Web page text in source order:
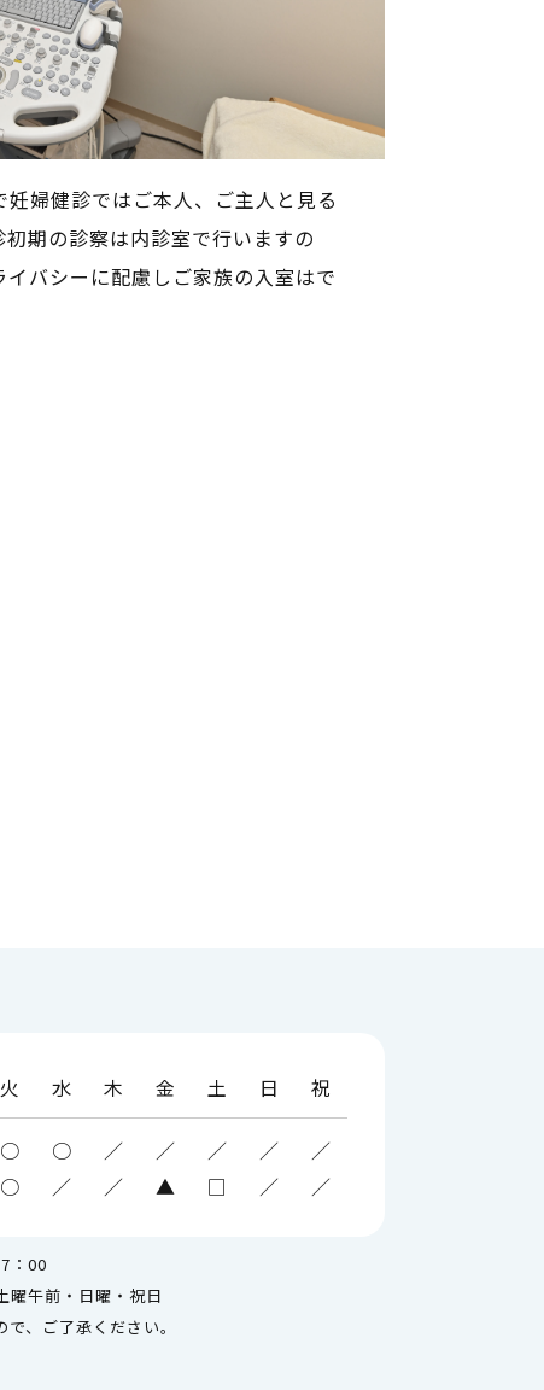
子宮頸がんワクチン（概要・副反応）
タ療法（概要・通院頻度・
婦健診ではご本人、ご主人と見る
期の診察は内診室で行いますの
バシーに配慮しご家族の入室はで
火 水 木 金 土 日 祝
○ ○ ／ ／ ／ ／
／
○ ／ ／ ▲ □ ／ ／
：00
曜午前・日曜・祝日
、ご了承ください。